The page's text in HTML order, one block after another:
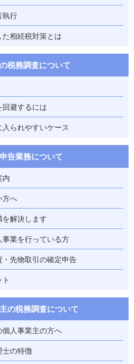
執行
相続税対策とは
税務調査について
避するには
られやすいケース
告業務について
内
方へ
解決します
業を行っている方
先物取引の確定申告
の税務調査について
人事業主の方へ
士の特徴